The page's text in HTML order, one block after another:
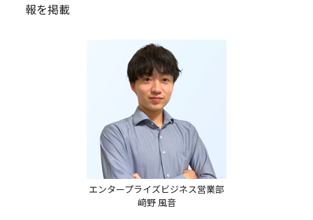
報を掲載
エンタープライズビジネス営業部
﨑野 風音